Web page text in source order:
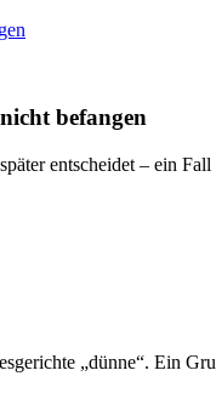
befangen
entscheidet – ein
„dünne“. Ein